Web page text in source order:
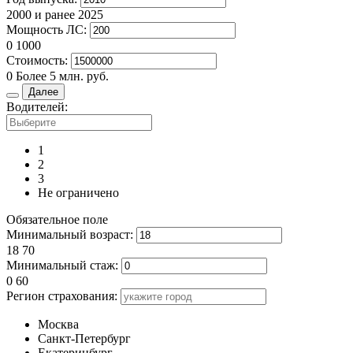
2000 и ранее 2025
Мощность ЛС:
0 1000
Стоимость:
0 Более 5 млн. руб.
Далее
Водителей:
1
2
3
Не ограничено
Обязательное поле
Минимальный возраст:
18 70
Минимальный стаж:
0 60
Регион страхования:
Москва
Санкт-Петербург